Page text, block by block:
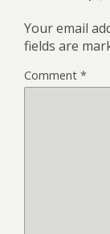
Your email
fields are
Comment *